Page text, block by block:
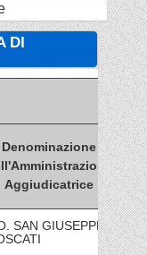
DI
Denominazione
Aggiudicatrice
SAN GIUSEPPE